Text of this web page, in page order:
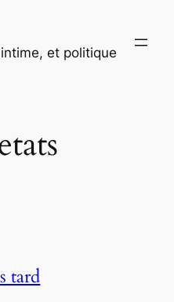
et politique
tard